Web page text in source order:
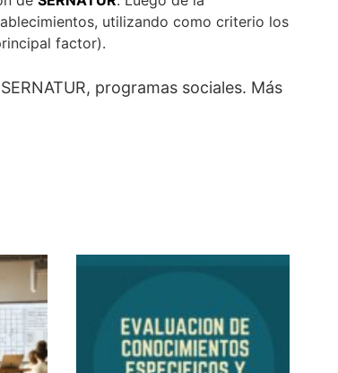
utilizando como criterio los
factor).
programas sociales. Más